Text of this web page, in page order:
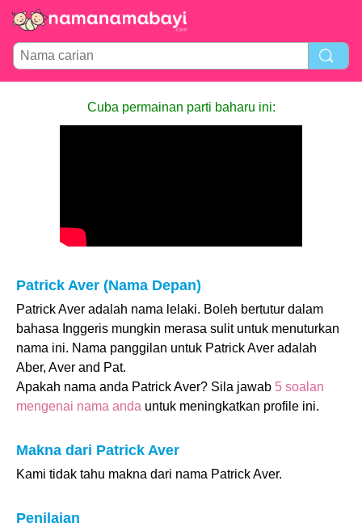
Cuba permainan parti baharu ini:
Patrick Aver (Nama Depan)
Patrick Aver adalah nama lelaki. Boleh bertutur dalam
bahasa Inggeris mungkin merasa sulit untuk menuturkan
nama ini. Nama panggilan untuk Patrick Aver adalah
Aber, Aver and Pat.
Apakah nama anda Patrick Aver? Sila jawab 5 soalan
mengenai nama anda untuk meningkatkan profile ini.
Makna dari Patrick Aver
Kami tidak tahu makna dari nama Patrick Aver.
Penilaian